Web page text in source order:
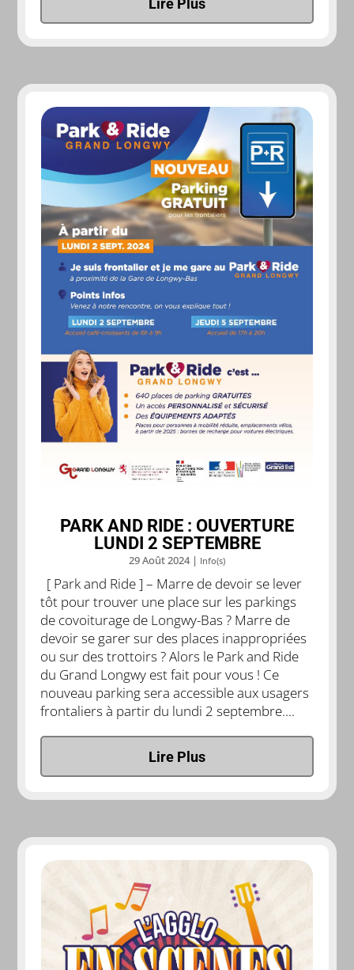
PARK AND RIDE : OUVERTURE
LUNDI 2 SEPTEMBRE
29 Août 2024| Info(s)
[ Park and Ride ] – Marre de devoir se lever
tôt pour trouver une place sur les parkings
de covoiturage de Longwy-Bas ? Marre de
devoir se garer sur des places inappropriées
ou sur des trottoirs ? Alors le Park and Ride
du Grand Longwy est fait pour vous ! Ce
nouveau parking sera accessible aux usagers
frontaliers à partir du lundi 2 septembre....
Lire Plus